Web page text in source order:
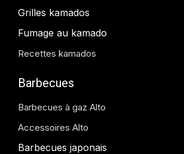
Grilles kamados
Fumage au kamado
Recettes kamados
Barbecues
Barbecues à gaz Alto
Accessoires Alto
Barbecues japonais